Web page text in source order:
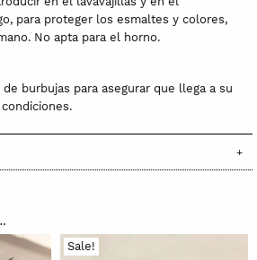
para proteger los esmaltes y colores,
No apta para el horno.
burbujas para asegurar que llega a su
Sale!